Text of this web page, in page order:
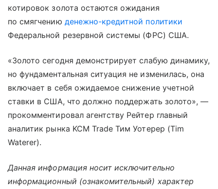
котировок золота остаются ожидания
по смягчению денежно-кредитной политики
Федеральной резервной системы (ФРС) США.
«Золото сегодня демонстрирует слабую динамику,
но фундаментальная ситуация не изменилась, она
включает в себя ожидаемое снижение учетной
ставки в США, что должно поддержать золото», —
прокомментировал агентству Рейтер главный
аналитик рынка KCM Trade Тим Уотерер (Tim
Waterer).
Данная информация носит исключительно
информационный (ознакомительный) характер